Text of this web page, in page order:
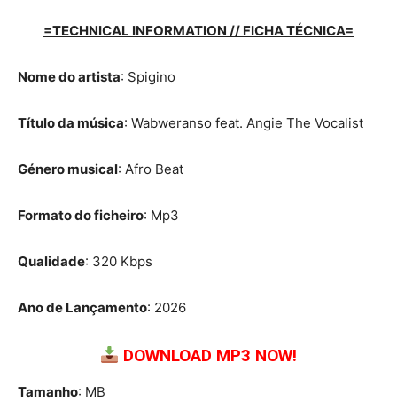
=TECHNICAL INFORMATION // FICHA TÉCNICA=
Nome do artista: Spigino
Título da música: Wabweranso feat. Angie The Vocalist
Género musical: Afro Beat
Formato do ficheiro: Mp3
Qualidade: 320 Kbps
Ano de Lançamento: 2026
DOWNLOAD MP3 NOW!
Tamanho: MB